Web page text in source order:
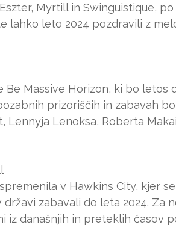
Myrtill in Swinguistique,
lahko leto 2024 pozdravili z
Massive Horizon, ki bo letos
prizoriščih in zabavah
Lenoksa, Roberta
v Hawkins City, kjer
zabavali do leta 2024. Za
iz današnjih in preteklih časov